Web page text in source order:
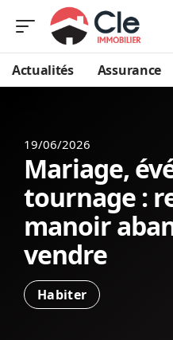
Actualités Assurance
19/06/2026
Mariage,
tournage :
manoir
vendre
Habiter